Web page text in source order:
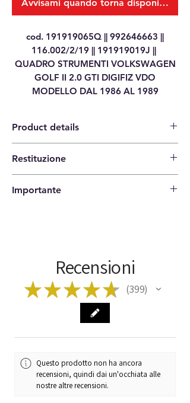
Avvisami quando torna disponibile
cod. 191919065Q || 992646663 ||
116.002/2/19 || 191919019J ||
QUADRO STRUMENTI VOLKSWAGEN
GOLF II 2.0 GTI DIGIFIZ VDO
MODELLO DAL 1986 AL 1989
Product details
Manufacturer
Code
191919065Q
191 919 065 Q
Restituzione
L'acquirente paga le spese di restituzione.
Importante
Recensioni
★★★★★ 399
399
Questo prodotto non ha ancora
recensioni, quindi dai un'occhiata alle
nostre altre recensioni.